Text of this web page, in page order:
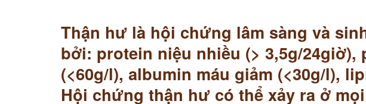
Thận hư là hội chứng lâm sàng và
bởi: protein niệu nhiều (> 3,5g/24giờ),
(<60g/l), albumin máu giảm (<30g/l),
Hội chứng thận hư có thể xảy ra ở